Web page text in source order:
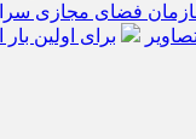
فضای مجازی
برای اولین